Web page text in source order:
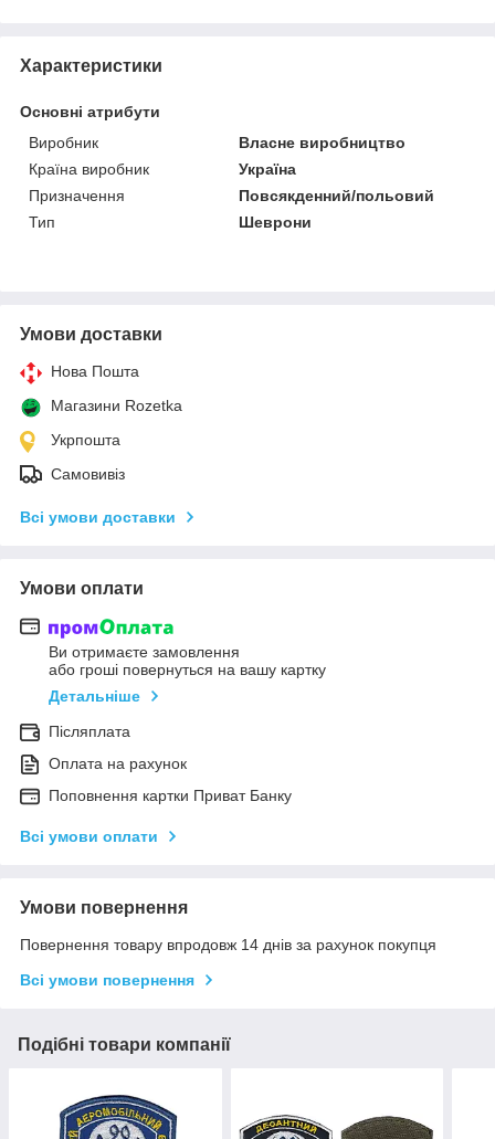
Характеристики
Основні атрибути
Виробник
Власне виробництво
Країна виробник
Україна
Призначення
Повсякденний/польовий
Тип
Шеврони
Умови доставки
Нова Пошта
Магазини Rozetka
Укрпошта
Самовивіз
Всі умови доставки
Умови оплати
Ви отримаєте замовлення
або гроші повернуться на вашу картку
Детальніше
Післяплата
Оплата на рахунок
Поповнення картки Приват Банку
Всі умови оплати
Умови повернення
Повернення товару впродовж 14 днів за рахунок покупця
Всі умови повернення
Подібні товари компанії